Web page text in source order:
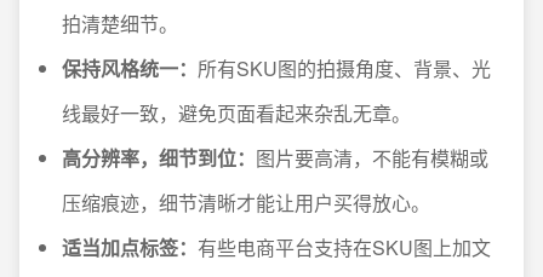
拍清楚细节。
保持风格统一： 所有SKU图的拍摄角度、背景、光
线最好一致，避免页面看起来杂乱无章。
高分辨率，细节到位： 图片要高清，不能有模糊或
压缩痕迹，细节清晰才能让用户买得放心。
适当加点标签： 有些电商平台支持在SKU图上加文